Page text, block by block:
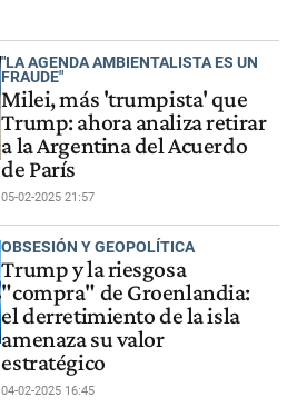
"LA AGENDA AMBIENTALISTA ES UN
FRAUDE"
Milei, más 'trumpista' que
Trump: ahora analiza retirar
a la Argentina del Acuerdo
de París
05-02-2025 21:57
OBSESIÓN Y GEOPOLÍTICA
Trump y la riesgosa
"compra" de Groenlandia:
el derretimiento de la isla
amenaza su valor
estratégico
04-02-2025 16:45